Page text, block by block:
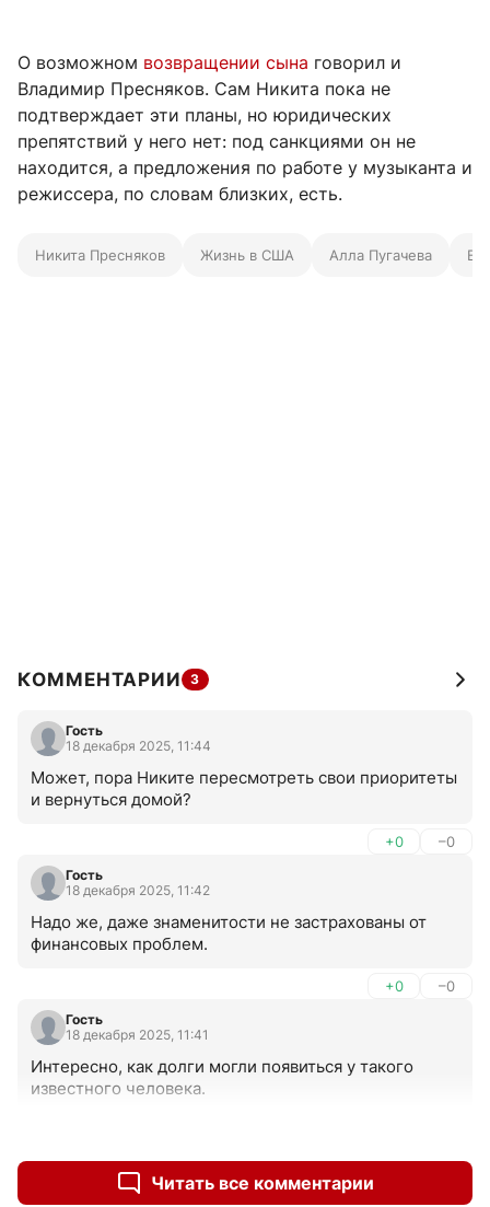
О возможном возвращении сына говорил и
Владимир Пресняков. Сам Никита пока не
подтверждает эти планы, но юридических
препятствий у него нет: под санкциями он не
находится, а предложения по работе у музыканта и
режиссера, по словам близких, есть.
Никита Пресняков Жизнь в США Алла Пугачева
КОММЕНТАРИИ 3
Гость
18 декабря 2025, 11:44
Может, пора Никите пересмотреть свои приоритеты
и вернуться домой?
+0 –0
Гость
18 декабря 2025, 11:42
Надо же, даже знаменитости не застрахованы от
финансовых проблем.
+0 –0
Гость
18 декабря 2025, 11:41
Интересно, как долги могли появиться у такого
известного человека.
Читать все комментарии